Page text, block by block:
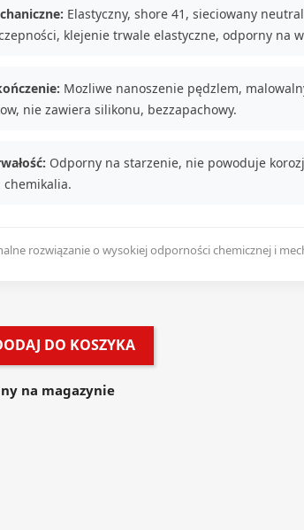
Elastyczny, shore 41, sieciowany
klejenie trwale elastyczne, odporny na
Mozliwe nanoszenie pędzlem,
nie zawiera silikonu, bezzapachowy.
Odporny na starzenie, nie powoduje
chemikalia.
rozwiązanie o wysokiej odporności chemicznej i
DO KOSZYKA
na magazynie